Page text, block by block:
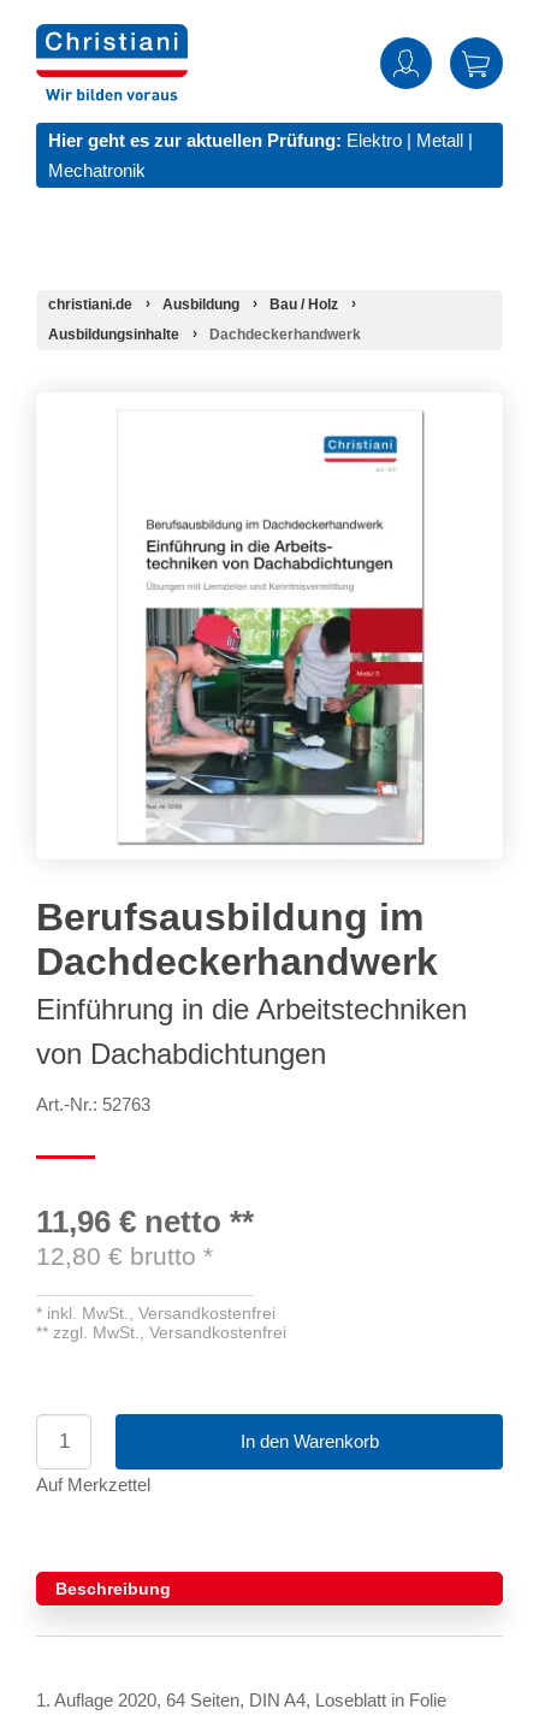
Hier geht es zur aktuellen Prüfung: Elektro | Metall |
Mechatronik
christiani.de Ausbildung
Bau / Holz
Ausbildungsinhalte
Dachdeckerhandwerk
Berufsausbildung im
Dachdeckerhandwerk
Einführung in die Arbeitstechniken
von Dachabdichtungen
Art.-Nr.: 52763
11,96 € netto **
12,80 € brutto *
* inkl. MwSt., Versandkostenfrei
** zzgl. MwSt., Versandkostenfrei
In den Warenkorb
Auf Merkzettel
Beschreibung
1. Auflage 2020, 64 Seiten, DIN A4, Loseblatt in Folie